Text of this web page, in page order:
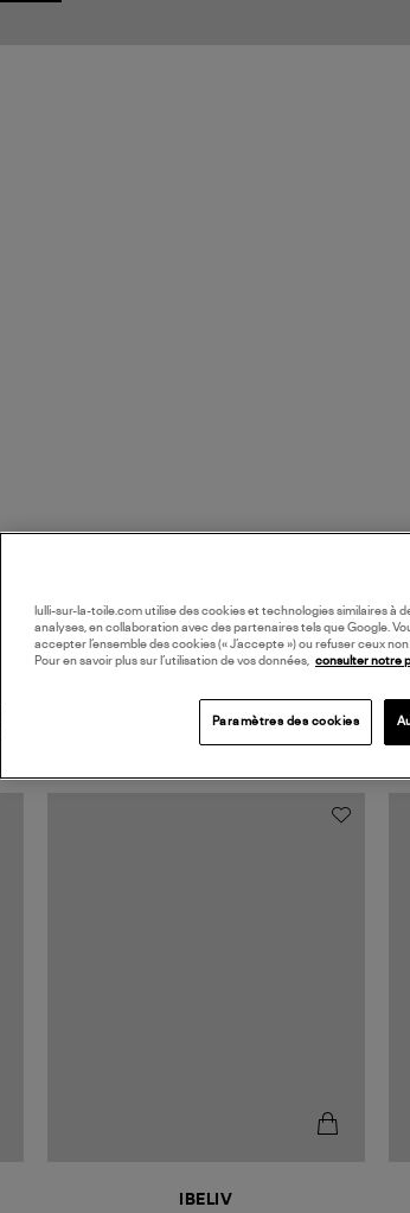
IBELIV
lulli-sur-la-toile.com utilise des cookies et technologies similaires à
analyses, en collaboration avec des partenaires tels que Google.
accepter l’ensemble des cookies (« J’accepte ») ou refuser ceux
Pour en savoir plus sur l’utilisation de vos données, consulter notre
Paramètres des cookies